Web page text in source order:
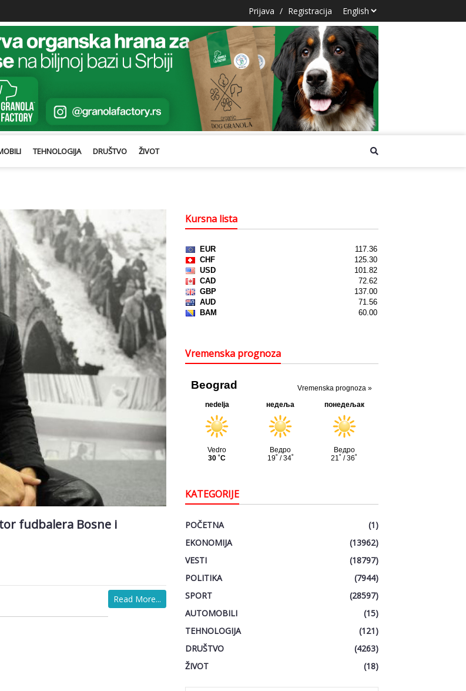
Prijava / Registracija
TEHNOLOGIJA DRUŠTVO ŽIVOT
fudbalera Bosne i
Read More...
Kursna lista
Vremenska prognoza
KATEGORIJE
POČETNA
(1)
EKONOMIJA
(13962)
VESTI
(18797)
POLITIKA
(7944)
SPORT
(28597)
AUTOMOBILI
(15)
TEHNOLOGIJA
(121)
DRUŠTVO
(4263)
ŽIVOT
(18)